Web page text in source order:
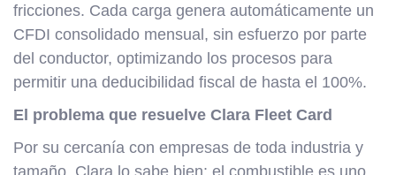
fricciones. Cada carga genera automáticamente un
CFDI consolidado mensual, sin esfuerzo por parte
del conductor, optimizando los procesos para
permitir una deducibilidad fiscal de hasta el 100%.
El problema que resuelve Clara Fleet Card
Por su cercanía con empresas de toda industria y
tamaño, Clara lo sabe bien: el combustible es uno